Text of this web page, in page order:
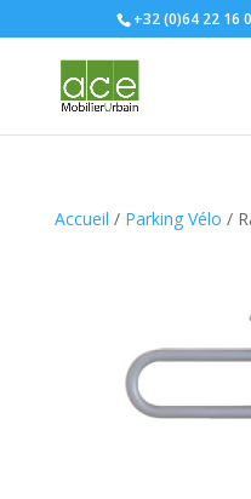
+32 (0)64 22 16
Accueil / Parking Vélo /